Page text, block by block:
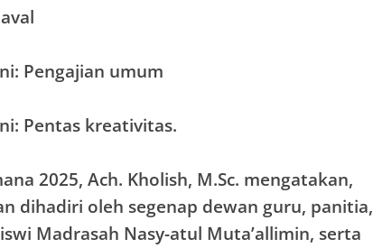
Pengajian umum
Pentas kreativitas.
2025, Ach. Kholish, M.Sc. mengatakan,
dihadiri oleh segenap dewan guru, panitia,
Madrasah Nasy-atul Muta’allimin, serta